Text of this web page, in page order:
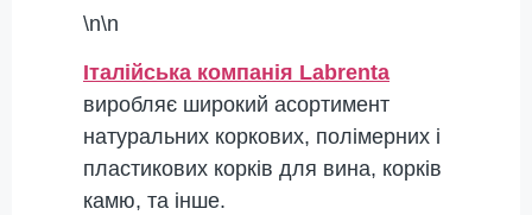
\n\n
Італійська компанія Labrenta
виробляє широкий асортимент
натуральних коркових, полімерних і
пластикових корків для вина, корків
камю, та інше.